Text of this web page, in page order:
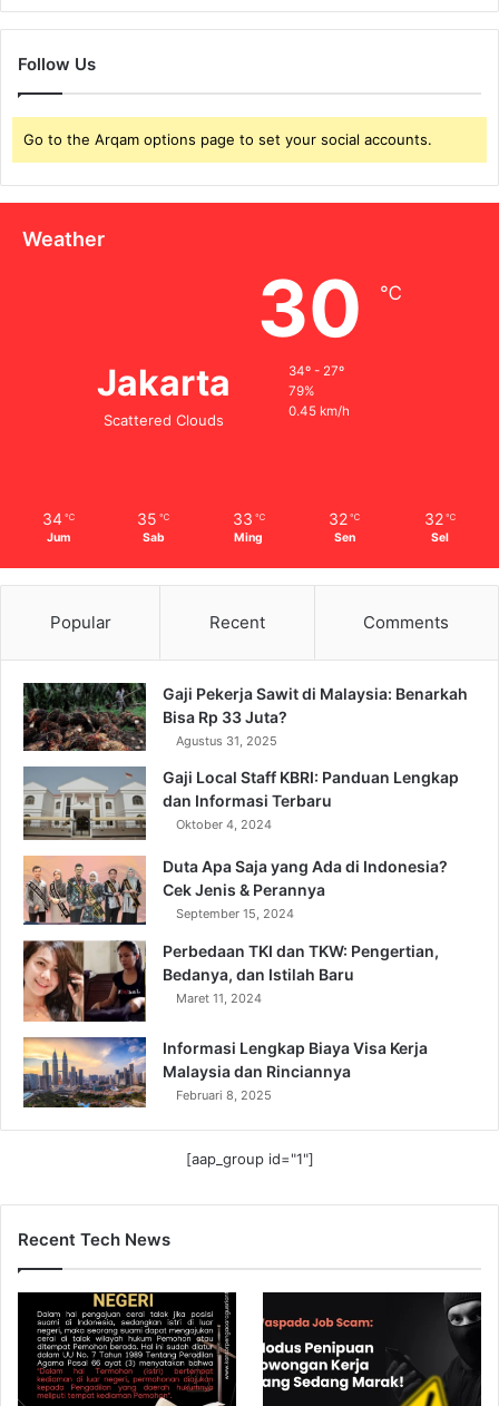
s
a
m
u
L
a
k
k
Follow Us
Go to the Arqam options page to set your social accounts.
Weather
Jakarta
Scattered Clouds
30 ℃
34º - 27º
79%
0.45 km/h
34 ℃
Jum
35 ℃
Sab
33 ℃
Ming
32 ℃
Sen
32 ℃
Sel
Popular Recent Comments
Gaji Pekerja Sawit di Malaysia: Benarkah
Bisa Rp 33 Juta?
Agustus 31, 2025
Gaji Local Staff KBRI: Panduan Lengkap
dan Informasi Terbaru
Oktober 4, 2024
Duta Apa Saja yang Ada di Indonesia?
Cek Jenis & Perannya
September 15, 2024
Perbedaan TKI dan TKW: Pengertian,
Bedanya, dan Istilah Baru
Maret 11, 2024
Informasi Lengkap Biaya Visa Kerja
Malaysia dan Rinciannya
Februari 8, 2025
[aap_group id="1"]
Recent Tech News